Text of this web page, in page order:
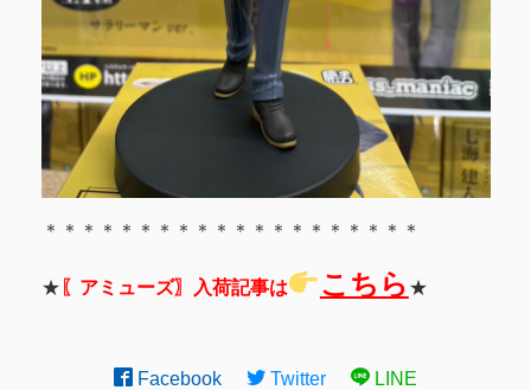
＊＊＊＊＊＊＊＊＊＊＊＊＊＊＊＊＊＊＊＊
★ 〖アミューズ〗入荷記事は こちら ★
Facebook Twitter LINE